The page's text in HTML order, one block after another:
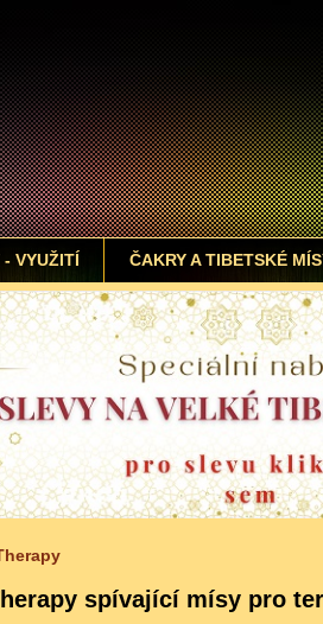
VYUŽITÍ ČAKRY A TIBETSKÉ
spívající mísy pro